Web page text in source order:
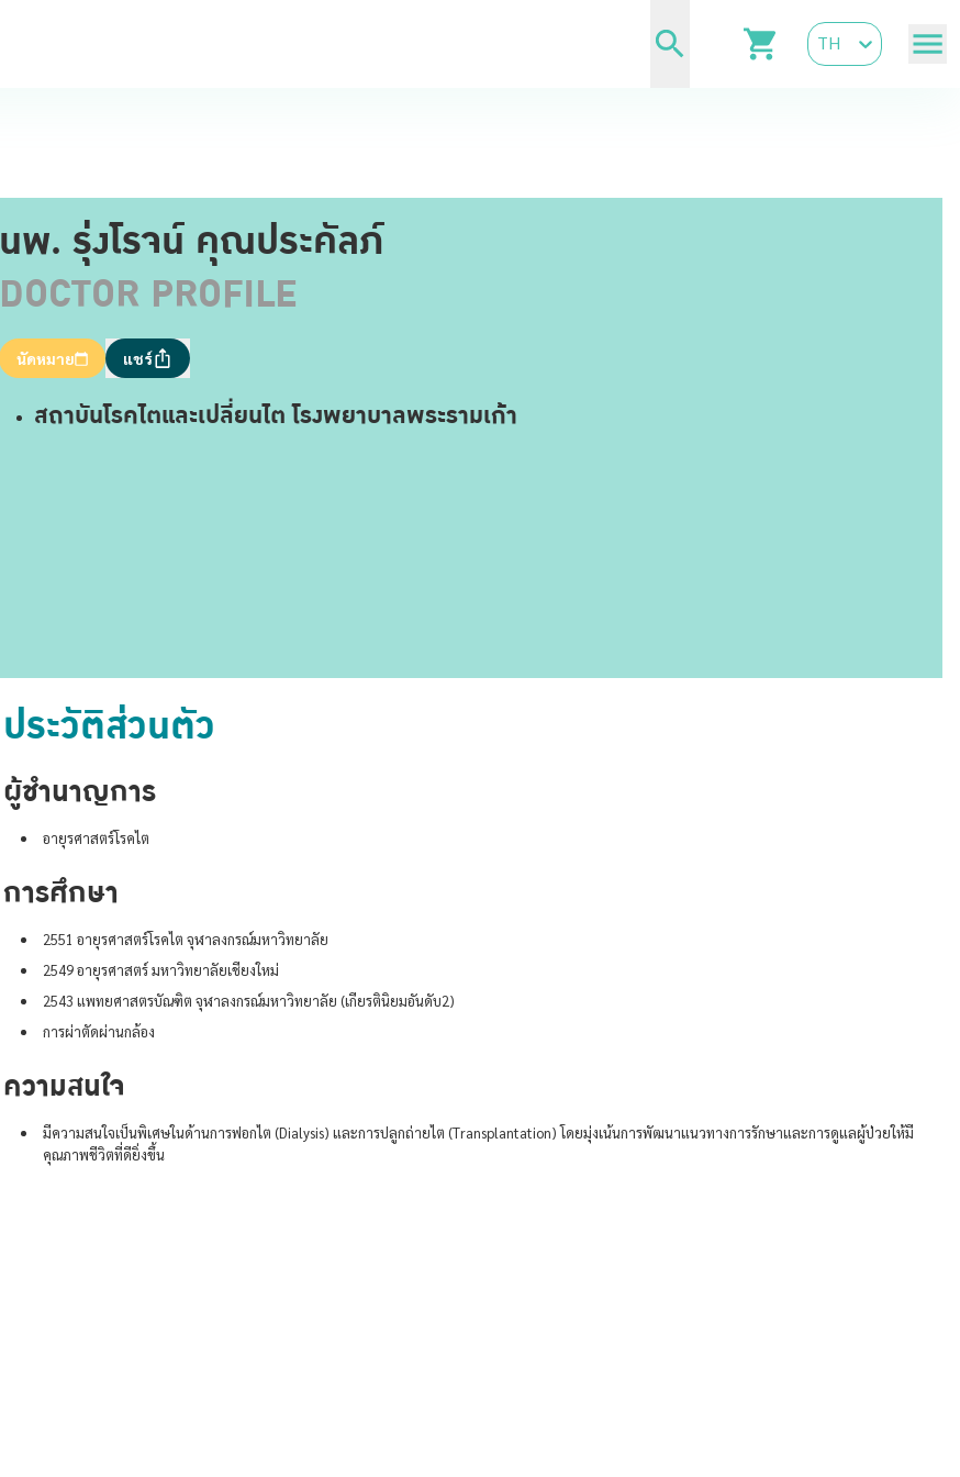
TH
นพ. รุ่งโรจน์ คุณประคัลภ์
DOCTOR PROFILE
นัดหมาย แชร์
สถาบันโรคไตและเปลี่ยนไต โรงพยาบาลพระรามเก้า
ประวัติส่วนตัว
ผู้ชำนาญการ
อายุรศาสตร์โรคไต
การศึกษา
2551 อายุรศาสตร์โรคไต จุฬาลงกรณ์มหาวิทยาลัย
2549 อายุรศาสตร์ มหาวิทยาลัยเชียงใหม่
2543 แพทยศาสตรบัณฑิต จุฬาลงกรณ์มหาวิทยาลัย (เกียรตินิยมอันดับ2)
การผ่าตัดผ่านกล้อง
ความสนใจ
มีความสนใจเป็นพิเศษในด้านการฟอกไต (Dialysis) และการปลูกถ่ายไต (Transplantation) โดยมุ่งเน้นการพัฒนาแนวทางการรักษาและการดูแลผู้ป่วยให้มี
คุณภาพชีวิตที่ดียิ่งขึ้น